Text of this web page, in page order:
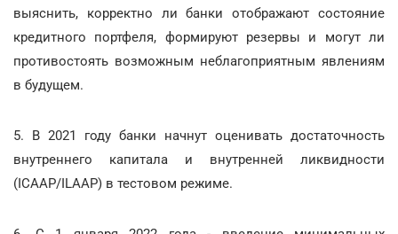
выяснить, корректно ли банки отображают состояние
кредитного портфеля, формируют резервы и могут ли
противостоять возможным неблагоприятным явлениям
в будущем.
5. В 2021 году банки начнут оценивать достаточность
внутреннего капитала и внутренней ликвидности
(ICAAP/ILAAP) в тестовом режиме.